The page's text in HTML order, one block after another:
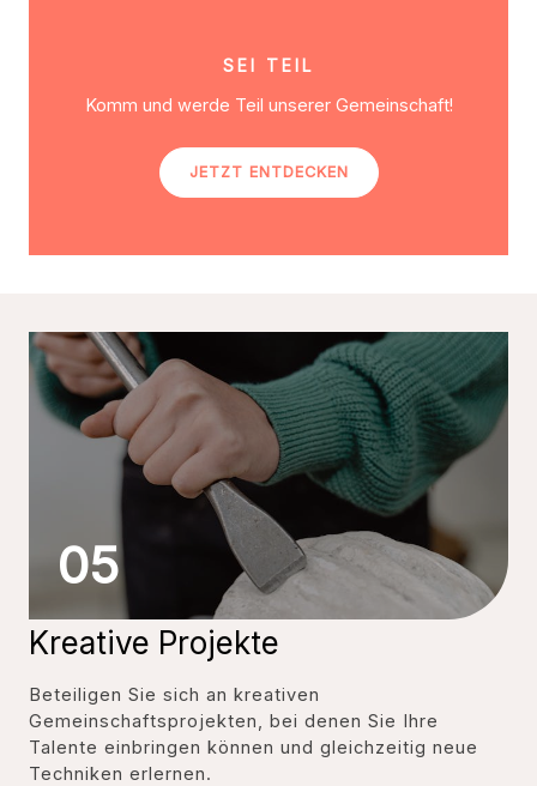
SEI TEIL
Komm und werde Teil unserer Gemeinschaft!
JETZT ENTDECKEN
05
Kreative Projekte
Beteiligen Sie sich an kreativen
Gemeinschaftsprojekten, bei denen Sie Ihre
Talente einbringen können und gleichzeitig neue
Techniken erlernen.